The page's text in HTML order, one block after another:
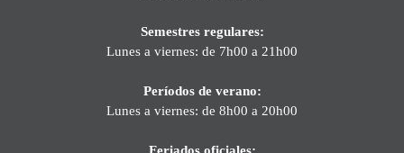
Semestres regulares:
Lunes a viernes: de 7h00 a 21h00
Períodos de verano:
Lunes a viernes: de 8h00 a 20h00
Feriados oficiales: